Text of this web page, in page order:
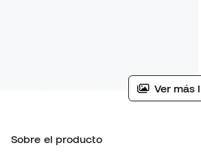
Ver más
Sobre el producto